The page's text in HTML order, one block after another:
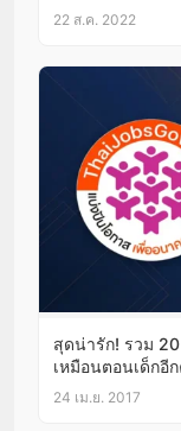
22 ส.ค. 2022
สุดน่ารัก! รวม
เหมือนตอนเด็กอี
24 เม.ย. 2017